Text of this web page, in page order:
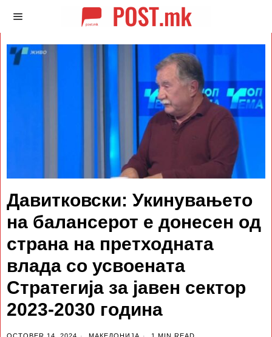
Давитковски: Укинувањето
на балансерот е донесен од
страна на претходната
влада со усвоената
Стратегија за јавен сектор
2023-2030 година